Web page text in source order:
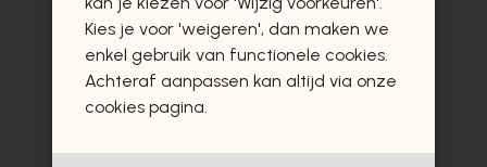
vast ook interesseren
- 40%
Kies je voor 'weigeren', dan maken we
enkel gebruik van functionele cookies.
Achteraf aanpassen kan altijd via onze
cookies pagina.